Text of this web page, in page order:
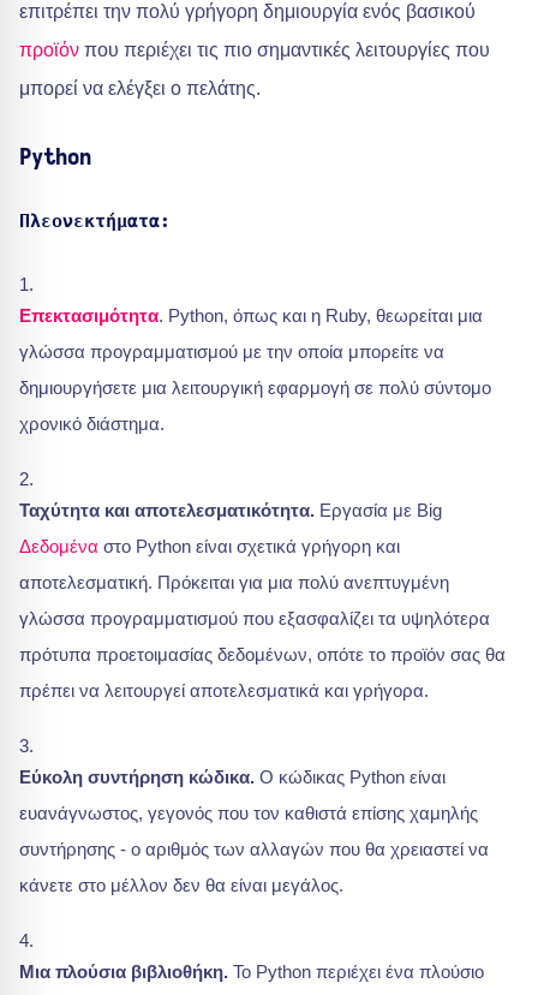
επιτρέπει την πολύ γρήγορη δημιουργία ενός βασικού
προϊόν που περιέχει τις πιο σημαντικές λειτουργίες που
μπορεί να ελέγξει ο πελάτης.
Python
Πλεονεκτήματα:
Επεκτασιμότητα. Python, όπως και η Ruby, θεωρείται μια
γλώσσα προγραμματισμού με την οποία μπορείτε να
δημιουργήσετε μια λειτουργική εφαρμογή σε πολύ σύντομο
χρονικό διάστημα.
Ταχύτητα και αποτελεσματικότητα. Εργασία με Big
Δεδομένα στο Python είναι σχετικά γρήγορη και
αποτελεσματική. Πρόκειται για μια πολύ ανεπτυγμένη
γλώσσα προγραμματισμού που εξασφαλίζει τα υψηλότερα
πρότυπα προετοιμασίας δεδομένων, οπότε το προϊόν σας θα
πρέπει να λειτουργεί αποτελεσματικά και γρήγορα.
Εύκολη συντήρηση κώδικα. Ο κώδικας Python είναι
ευανάγνωστος, γεγονός που τον καθιστά επίσης χαμηλής
συντήρησης - ο αριθμός των αλλαγών που θα χρειαστεί να
κάνετε στο μέλλον δεν θα είναι μεγάλος.
Μια πλούσια βιβλιοθήκη. Το Python περιέχει ένα πλούσιο